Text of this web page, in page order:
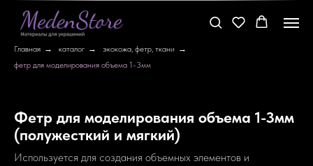
Главная → каталог → экокожа, фетр, ткани →
фетр для моделирования объема 1-3мм
Фетр для моделирования объема 1-3мм
(полужесткий и мягкий)
Используется для создания объемных элементов и